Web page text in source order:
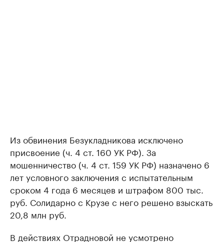
Из обвинения Безукладникова исключено
присвоение (ч. 4 ст. 160 УК РФ). За
мошенничество (ч. 4 ст. 159 УК РФ) назначено 6
лет условного заключения с испытательным
сроком 4 года 6 месяцев и штрафом 800 тыс.
руб. Солидарно с Крузе с него решено взыскать
20,8 млн руб.
В действиях Отрадновой не усмотрено